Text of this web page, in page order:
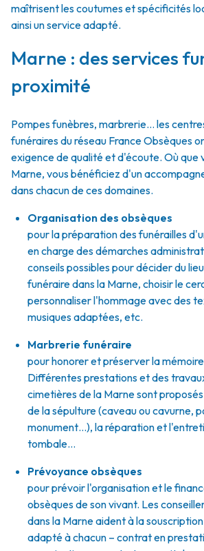
maîtrisent les coutumes et spécificités
ainsi un service adapté.
Marne : des services
proximité
Pompes funèbres, marbrerie… les
funéraires du réseau France Obsèques
exigence de qualité et d'écoute. Où que
Marne, vous bénéficiez d'un
dans chacun de ces domaines.
Organisation des obsèques
pour la préparation des funérailles
en charge des démarches
conseils possibles pour décider du
funéraire dans la Marne, choisir le
personnaliser l'hommage avec des
musiques adaptées, etc.
Marbrerie funéraire
pour honorer et préserver la
Différentes prestations et des
cimetières de la Marne sont
de la sépulture (caveau ou cavurne,
monument…), la réparation et
tombale…
Prévoyance obsèques
pour prévoir l'organisation et le
obsèques de son vivant. Les
dans la Marne aident à la
adapté à chacun – contrat en